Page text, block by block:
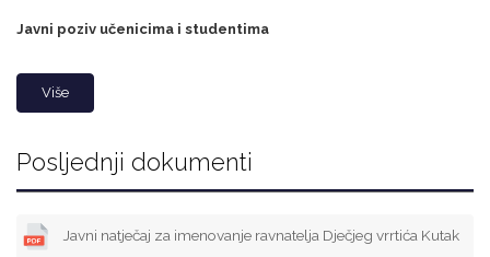
Javni poziv učenicima i studentima
Više
Posljednji dokumenti
Javni natječaj za imenovanje ravnatelja Dječjeg vrrtića Kutak